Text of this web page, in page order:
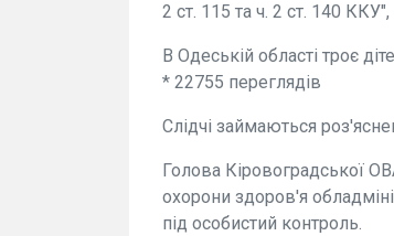
2 ст. 115 та ч. 2 ст. 140
В Одеській області троє
* 22755 переглядiв
Слідчі займаються
Голова Кіровоградської
охорони здоров'я
під особистий контроль.